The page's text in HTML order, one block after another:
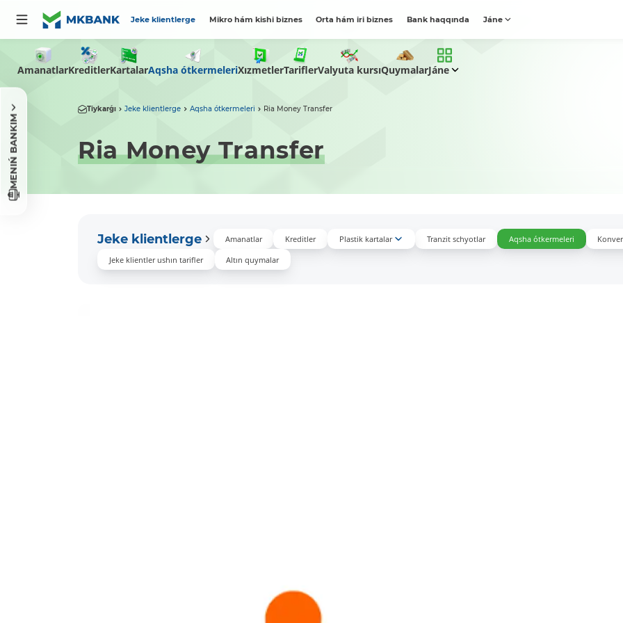
Jeke klientlerge Mikro hám kishi biznes Orta hám iri biznes Bank haqqında Jáne
MENIŃ BANKIM
AmanatlarKreditlerKartalarAqsha ótkermeleriXızmetlerTariflerValyuta kursıQuymalarJáne
Tiykarǵı Jeke klientlerge Aqsha ótkermeleri Ria Money Transfer
Ria Money Transfer
Jeke klientlerge Amanatlar Kreditler Plastik kartalar Tranzit schyotlar Aqsha ótkermeleri
Jeke klientler ushın tarifler
Altın quymalar